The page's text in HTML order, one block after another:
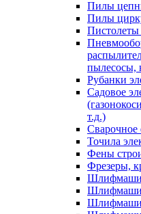
Пилы
Пилы
Пистолеты
пылесосы,
Рубанки
Садовое
т.д.)
Сварочное
Точила
Фены
Фрезеры,